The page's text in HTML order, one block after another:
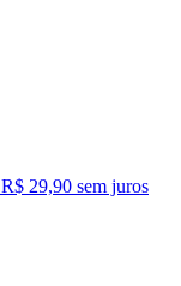
R$ 29,90 sem juros